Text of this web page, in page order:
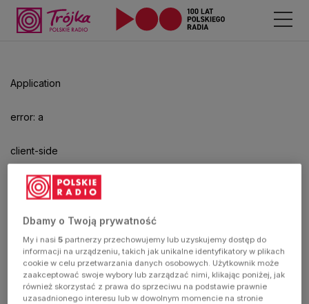
Application
error: a
client-side
exception
has
occurred
(see the
Dbamy o Twoją prywatność
My i nasi5 partnerzy przechowujemy lub uzyskujemy dostęp do
informacji na urządzeniu, takich jak unikalne identyfikatory w plikach
cookie w celu przetwarzania danych osobowych. Użytkownik może
zaakceptować swoje wybory lub zarządzać nimi, klikając poniżej, jak
również skorzystać z prawa do sprzeciwu na podstawie prawnie
uzasadnionego interesu lub w dowolnym momencie na stronie